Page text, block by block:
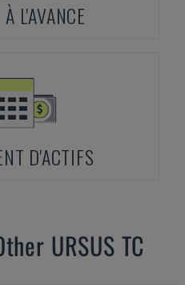
L'AVANCE
D'ACTIFS
URSUS TC